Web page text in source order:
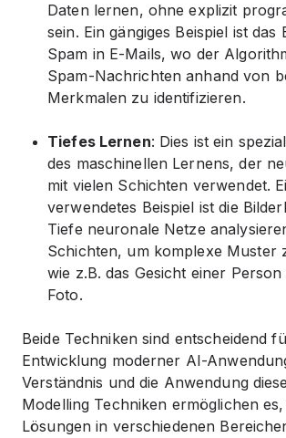
Daten lernen, ohne explizit
sein. Ein gängiges Beispiel ist
Spam in E-Mails, wo der
Spam-Nachrichten anhand von
Merkmalen zu identifizieren.
Tiefes Lernen: Dies ist ein
des maschinellen Lernens, der
mit vielen Schichten verwendet.
verwendetes Beispiel ist die
Tiefe neuronale Netze
Schichten, um komplexe Muster
wie z.B. das Gesicht einer
Foto.
Beide Techniken sind entscheidend
Entwicklung moderner AI-
Verständnis und die Anwendung
Modelling Techniken ermöglichen
Lösungen in verschiedenen